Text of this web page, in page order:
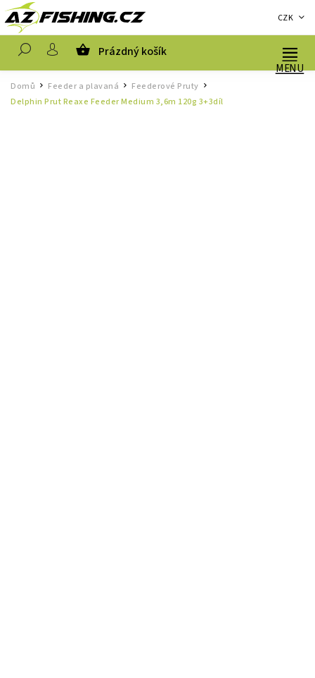
CZK
Prázdný košík
Domů / Feeder a plavaná / Feederové Pruty
Delphin Prut Reaxe Feeder Medium 3,6m 120g 3+3díl